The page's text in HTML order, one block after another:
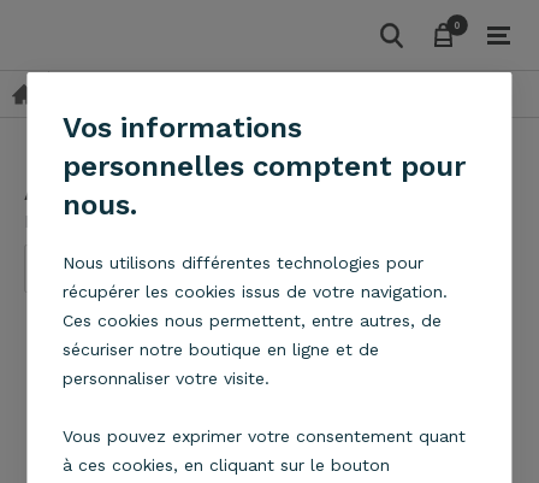
00
Applique Club gris
Metropolight
Vos informations
personnelles comptent pour
nous.
Nous utilisons différentes technologies pour
récupérer les cookies issus de votre navigation.
Ces cookies nous permettent, entre autres, de
sécuriser notre boutique en ligne et de
personnaliser votre visite.
Vous pouvez exprimer votre consentement quant
à ces cookies, en cliquant sur le bouton